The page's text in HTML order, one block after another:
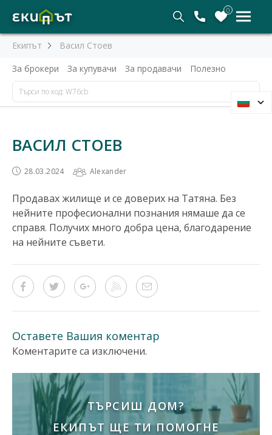
0
Екипът
Васил Стоев
За брокери
За купувачи За продавачи Полезно
ВАСИЛ СТОЕВ
28.03.2024 Alexander
Продавах жилище и се доверих на Татяна. Без
нейните професионални познания нямаше да се
справя. Получих много добра цена, благодарение
на нейните съвети.
Оставете Вашия коментар
Коментарите са изключени.
ТЪРСИШ ДОМ?
ЕКИПЪТ ЩЕ ТИ ПОМОГНЕ